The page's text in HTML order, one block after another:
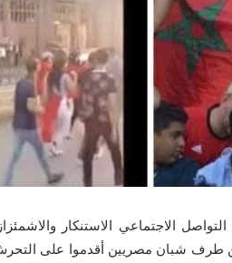
الاجتماعي الاستنكار
طرف شبان مصريين أقدموا على